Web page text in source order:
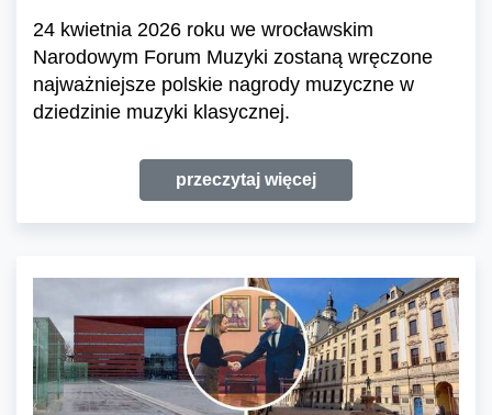
24 kwietnia 2026 roku we wrocławskim
Narodowym Forum Muzyki zostaną wręczone
najważniejsze polskie nagrody muzyczne w
dziedzinie muzyki klasycznej.
przeczytaj więcej